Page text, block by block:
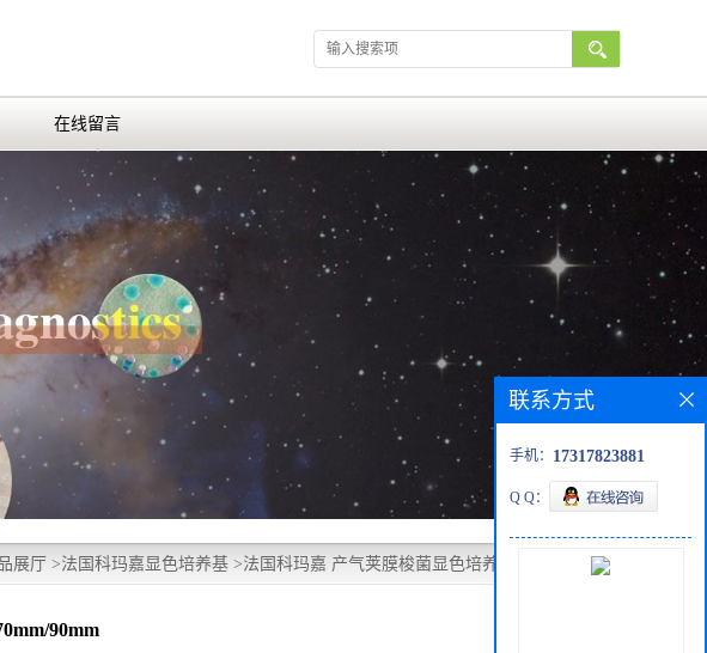
在线留言
展厅 >法国科玛嘉显色培养基 >法国科玛嘉 产气荚膜梭菌显色培养基平板
90mm
联系方式
手机： 17317823881
Q Q：